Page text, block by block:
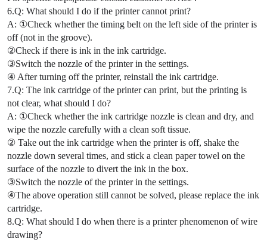
6.Q: What should I do if the printer cannot print?
A: ①Check whether the timing belt on the left side of the printer is
off (not in the groove).
②Check if there is ink in the ink cartridge.
③Switch the nozzle of the printer in the settings.
④ After turning off the printer, reinstall the ink cartridge.
7.Q: The ink cartridge of the printer can print, but the printing is
not clear, what should I do?
A: ①Check whether the ink cartridge nozzle is clean and dry, and
wipe the nozzle carefully with a clean soft tissue.
② Take out the ink cartridge when the printer is off, shake the
nozzle down several times, and stick a clean paper towel on the
surface of the nozzle to divert the ink in the box.
③Switch the nozzle of the printer in the settings.
④The above operation still cannot be solved, please replace the ink
cartridge.
8.Q: What should I do when there is a printer phenomenon of wire
drawing?